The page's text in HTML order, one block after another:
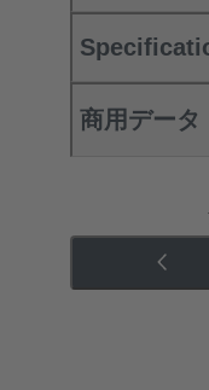
商用データ